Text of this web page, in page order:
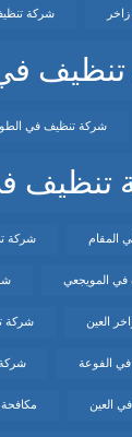
شركة
شركة تنظيف في
تنظيف
المقام شركة
المويجعي
العين شركة
الفوعة
العين